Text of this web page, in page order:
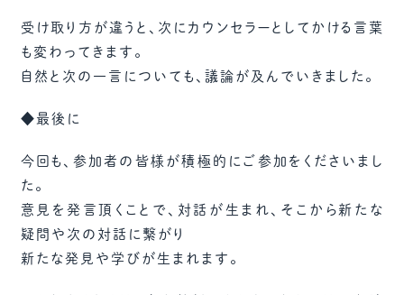
受け取り方が違うと、次にカウンセラーとしてかける言葉
も変わってきます。
自然と次の一言についても、議論が及んでいきました。
◆最後に
今回も、参加者の皆様が積極的にご参加をくださいまし
た。
意見を発言頂くことで、対話が生まれ、そこから新たな
疑問や次の対話に繋がり
新たな発見や学びが生まれます。